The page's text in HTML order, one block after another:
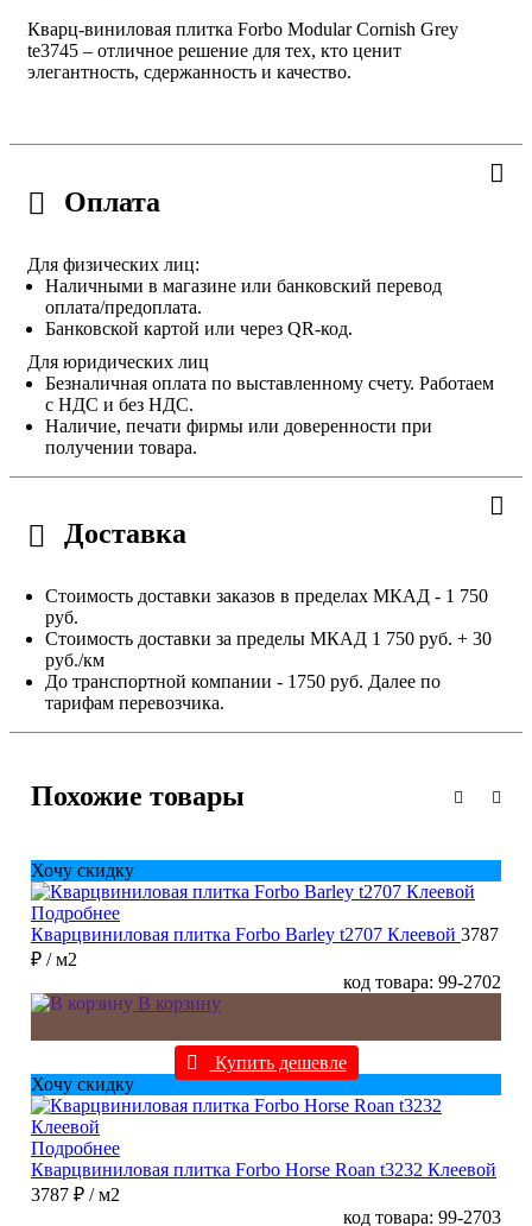
Кварц-виниловая плитка Forbo Modular Cornish Grey
te3745 – отличное решение для тех, кто ценит
элегантность, сдержанность и качество.
Оплата
Для физических лиц:
Наличными в магазине или банковский перевод
оплата/предоплата.
Банковской картой или через QR-код.
Для юридических лиц
Безналичная оплата по выставленному счету. Работаем
с НДС и без НДС.
Наличие, печати фирмы или доверенности при
получении товара.
Доставка
Стоимость доставки заказов в пределах МКАД - 1 750
руб.
Стоимость доставки за пределы МКАД 1 750 руб. + 30
руб./км
До транспортной компании - 1750 руб. Далее по
тарифам перевозчика.
Похожие товары
Хочу скидку
Подробнее
Кварцвиниловая плитка Forbo Barley t2707 Клеевой 3787
₽ / м2
код товара: 99-2702
В корзину
Купить дешевле
Хочу скидку
Подробнее
Кварцвиниловая плитка Forbo Horse Roan t3232 Клеевой
3787 ₽ / м2
код товара: 99-2703